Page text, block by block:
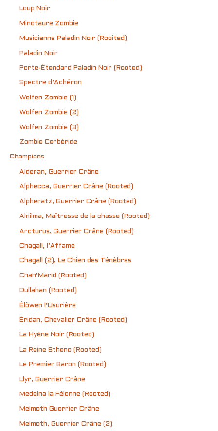
Loup Noir
Minotaure Zombie
Musicienne Paladin Noir (Rooited)
Paladin Noir
Porte-Étendard Paladin Noir (Rooted)
Spectre d’Achéron
Wolfen Zombie (1)
Wolfen Zombie (2)
Wolfen Zombie (3)
Zombie Cerbéride
Champions
Alderan, Guerrier Crâne
Alphecca, Guerrier Crâne (Rooted)
Alpheratz, Guerrier Crâne (Rooted)
Alnilma, Maîtresse de la chasse (Rooted)
Arcturus, Guerrier Crâne (Rooted)
Chagall, l’Affamé
Chagall (2), Le Chien des Ténèbres
Chah’Marid (Rooted)
Dullahan (Rooted)
Élöwen l’Usurière
Éridan, Chevalier Crâne (Rooted)
La Hyène Noir (Rooted)
La Reine Stheno (Rooted)
Le Premier Baron (Rooted)
Llyr, Guerrier Crâne
Medeina la Félonne (Rooted)
Melmoth Guerrier Crâne
Melmoth, Guerrier Crâne (2)